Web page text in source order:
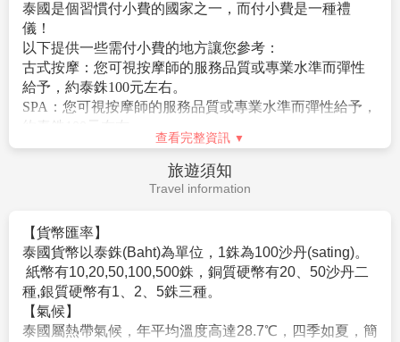
局”定型化旅遊契約書”之規定辦理。
15.東南亞因路邊攤衛生極差，導致團員常拉肚子，請注
意！
16.金錢：現金不可超過美金伍仟元等值外幣，新台幣不
可超過肆萬元。
17.電壓：東南亞的電壓為220伏特，如帶電器用品請備
客請自行妥善保管，最好分開存放
※以上各項自費活動之收費標準，完全依照泰國觀光局
之訂定，各項自費項目絕不強迫，
貴賓可依喜好自由報名參加，增添旅程中樂趣。
※自費活動有最低成行人數及預訂問題，請提早跟當團
泰國是個習慣付小費的國家之一，而付小費是一種禮
儀！
以下提供一些需付小費的地方讓您參考：
古式按摩：您可視按摩師的服務品質或專業水準而彈性
給予，約泰銖100元左右。
SPA：您可視按摩師的服務品質或專業水準而彈性給予，
約泰銖100元左右。
行李小費：一間房間一次約給行李人員泰珠20元。
床頭小費：一間房間(2人)每天約給泰銖20元
領隊導遊司機小費為每天共NT$300x5天=$1500。
查看完整資訊
旅遊須知
Travel information
【貨幣匯率】
泰國貨幣以泰銖(Baht)為單位，1銖為100沙丹(sating)。
紙幣有10,20,50,100,500銖，銅質硬幣有20、50沙丹二
種,銀質硬幣有1、2、5銖三種。
【氣候】
泰國屬熱帶氣候，年平均溫度高達28.7℃，四季如夏，簡